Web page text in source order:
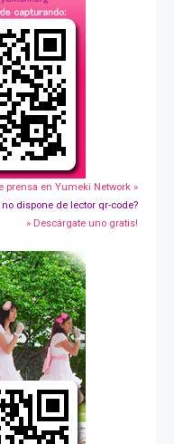
prensa en Yumeki Network »
dispone de lector qr-code?
» Descárgate uno gratis!